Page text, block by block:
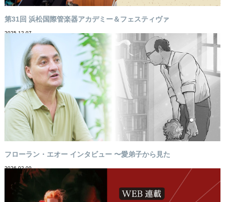
第31回 浜松国際管楽器アカデミー＆フェスティヴァ
2025-12-07
フローラン・エオー インタビュー 〜愛弟子から見た
2026-02-09